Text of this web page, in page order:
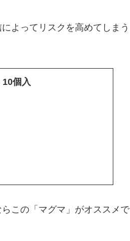
よってリスクを高めてしまう
個入
この「マグマ」がオススメで